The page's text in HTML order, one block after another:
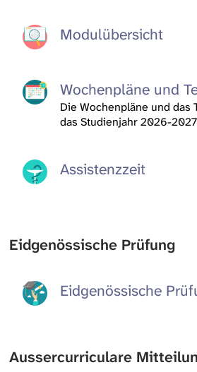
Modulübersicht
Wochenpläne und
Die Wochenpläne und das
das Studienjahr 2026-
Assistenzzeit
Eidgenössische Prüfung
Eidgenössische
Aussercurriculare